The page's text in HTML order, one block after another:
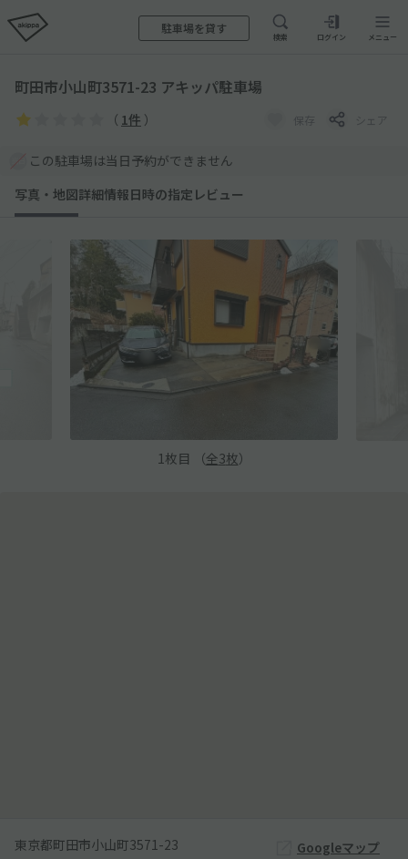
駐車場を貸す
検索 ログイン メニュー
町田市小山町3571-23 アキッパ駐車場
（ 1件 ） 保存 シェア
この駐車場は当日予約ができません
写真・地図詳細情報日時の指定 レビュー
1 枚目 （全3枚）
東京都町田市小山町3571-23 Googleマップ